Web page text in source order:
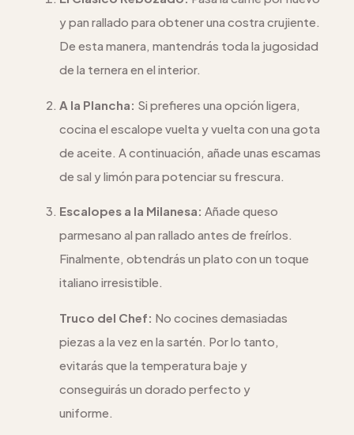
y pan rallado para obtener una costra crujiente.
De esta manera, mantendrás toda la jugosidad
de la ternera en el interior.
A la Plancha: Si prefieres una opción ligera,
cocina el escalope vuelta y vuelta con una gota
de aceite. A continuación, añade unas escamas
de sal y limón para potenciar su frescura.
Escalopes a la Milanesa: Añade queso
parmesano al pan rallado antes de freírlos.
Finalmente, obtendrás un plato con un toque
italiano irresistible.
Truco del Chef: No cocines demasiadas
piezas a la vez en la sartén. Por lo tanto,
evitarás que la temperatura baje y
conseguirás un dorado perfecto y
uniforme.